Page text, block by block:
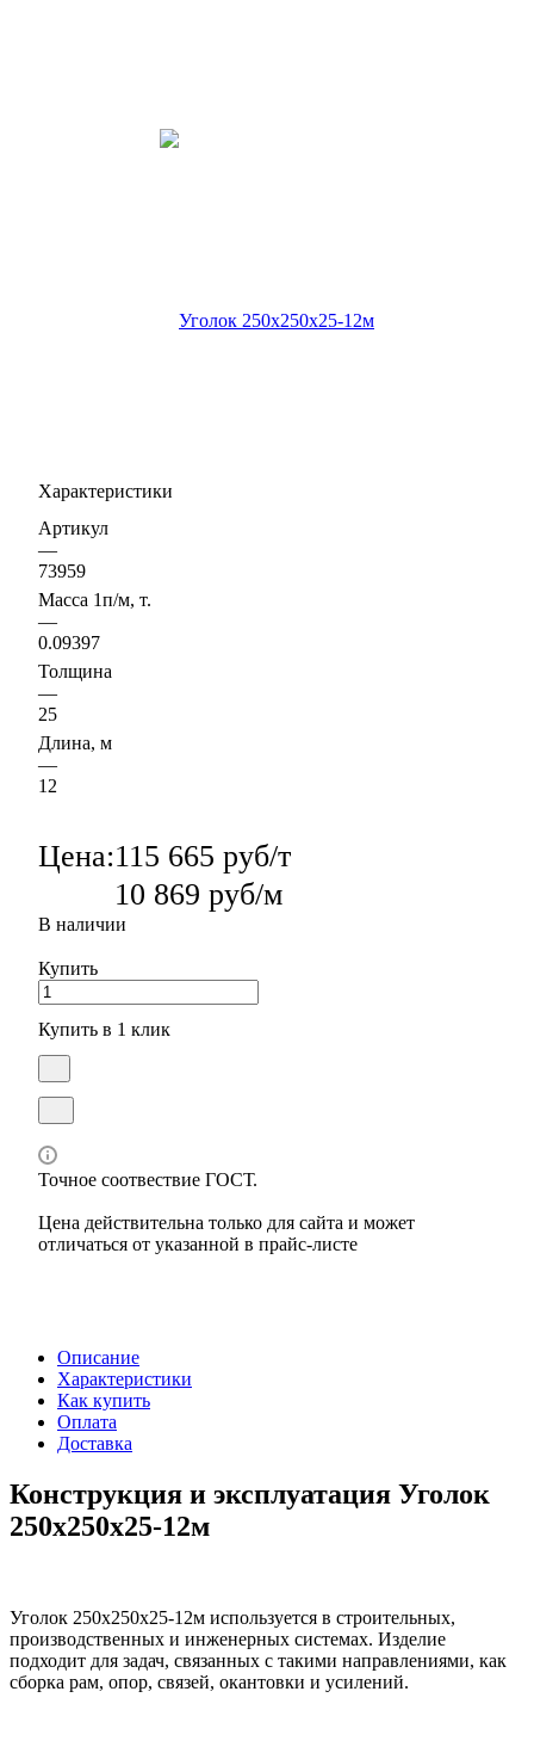
Характеристики
Артикул
—
73959
Масса 1п/м, т.
—
0.09397
Толщина
—
25
Длина, м
—
12
Цена:115 665 руб/т
10 869 руб/м
В наличии
Купить
Купить в 1 клик
Точное соотвествие ГОСТ.
Цена действительна только для сайта и может
отличаться от указанной в прайс-листе
Описание
Характеристики
Как купить
Оплата
Доставка
Конструкция и эксплуатация Уголок
250х250х25-12м
Уголок 250х250х25-12м используется в строительных,
производственных и инженерных системах. Изделие
подходит для задач, связанных с такими направлениями, как
сборка рам, опор, связей, окантовки и усилений.